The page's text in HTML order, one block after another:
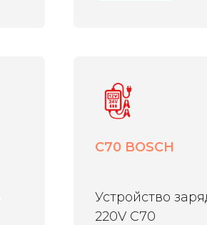
C70 BOSCH
Устройство
220V C70